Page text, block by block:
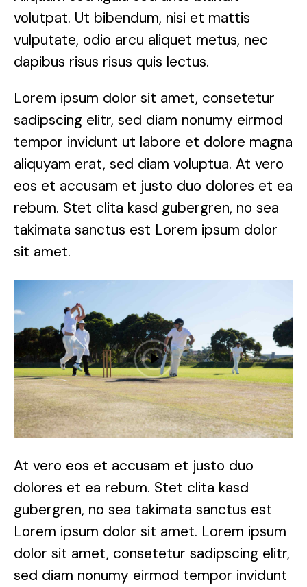
volutpat. Ut bibendum, nisi et mattis
vulputate, odio arcu aliquet metus, nec
dapibus risus risus quis lectus.
Lorem ipsum dolor sit amet, consetetur
sadipscing elitr, sed diam nonumy eirmod
tempor invidunt ut labore et dolore magna
aliquyam erat, sed diam voluptua. At vero
eos et accusam et justo duo dolores et ea
rebum. Stet clita kasd gubergren, no sea
takimata sanctus est Lorem ipsum dolor
sit amet.
At vero eos et accusam et justo duo
dolores et ea rebum. Stet clita kasd
gubergren, no sea takimata sanctus est
Lorem ipsum dolor sit amet. Lorem ipsum
dolor sit amet, consetetur sadipscing elitr,
sed diam nonumy eirmod tempor invidunt